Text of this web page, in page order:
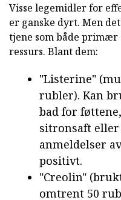
Visse legemidler for
er ganske dyrt. Men
tjene som både primær
ressurs. Blant dem:
"Listerine"
rubler). Kan
bad for
sitronsaft eller
anmeldelser
positivt.
"Creolin"
omtrent 50